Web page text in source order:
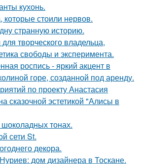
кухонь.
стоили нервов.
странную историю.
творческого владельца,
свободы и эксперимента.
роспись - яркий акцент в
горе, созданной под аренду.
по проекту Анастасия
сказочной эстетикой "Алисы в
тонах.
сети St.
декора.
дом дизайнера в Тоскане.